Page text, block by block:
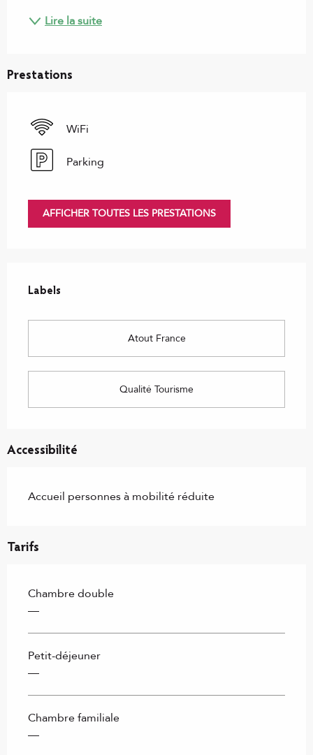
Lire la suite
Prestations
WiFi
Parking
AFFICHER TOUTES LES PRESTATIONS
Labels
Labels
Atout France
Qualité Tourisme
Accessibilité
Accueil personnes à mobilité réduite
Tarifs
Chambre double
—
Petit-déjeuner
—
Chambre familiale
—